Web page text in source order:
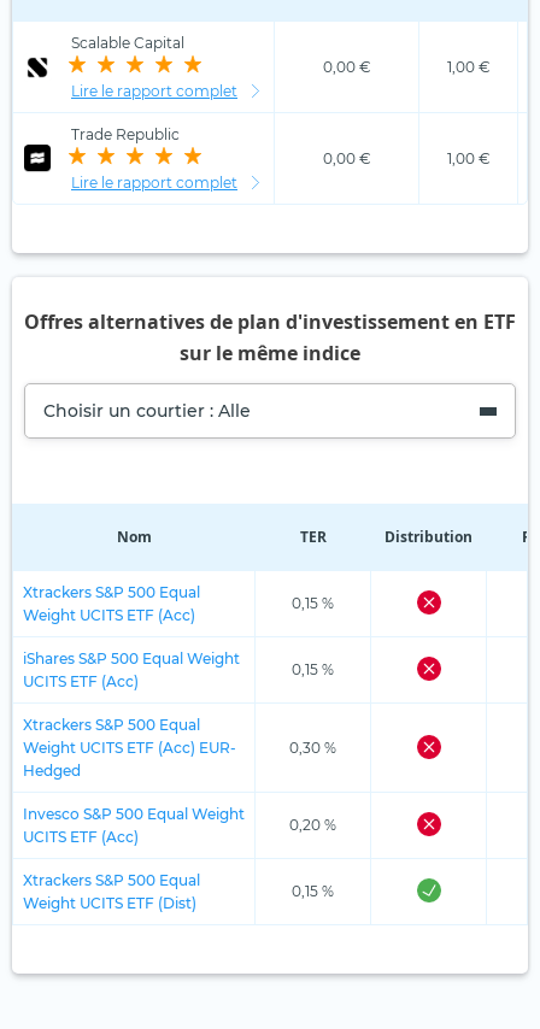
Scalable Capital
Lire le rapport complet
0,00 € 1,00 €
Trade Republic
Lire le rapport complet
0,00 € 1,00 €
Offres alternatives de plan d'investissement en ETF
sur le même indice
Choisir un courtier : Alle
Nom TER Distribution
Xtrackers S&P 500 Equal
Weight UCITS ETF (Acc)
0,15 %
iShares S&P 500 Equal Weight
UCITS ETF (Acc)
0,15 %
Xtrackers S&P 500 Equal
Weight UCITS ETF (Acc) EUR-
Hedged
0,30 %
Invesco S&P 500 Equal Weight
UCITS ETF (Acc)
0,20 %
Xtrackers S&P 500 Equal
Weight UCITS ETF (Dist)
0,15 %